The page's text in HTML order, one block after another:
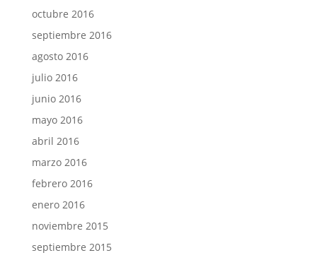
octubre 2016
septiembre 2016
agosto 2016
julio 2016
junio 2016
mayo 2016
abril 2016
marzo 2016
febrero 2016
enero 2016
noviembre 2015
septiembre 2015